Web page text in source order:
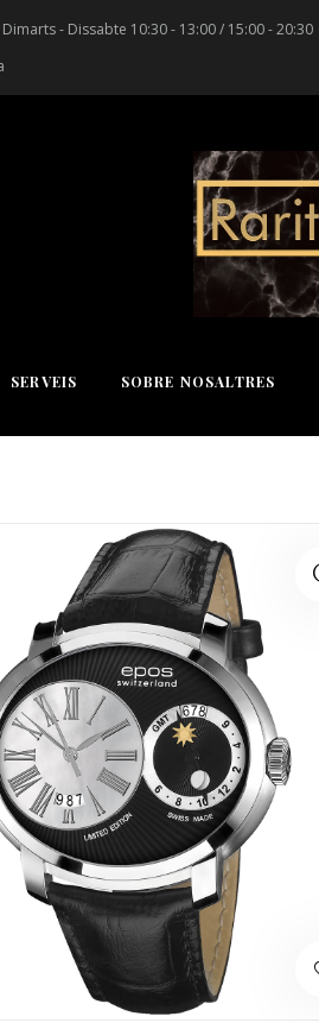
Dimarts - Dissabte 10:30 - 13:00 / 15:00 - 20:30
SERVEIS SOBRE NOSALTRES